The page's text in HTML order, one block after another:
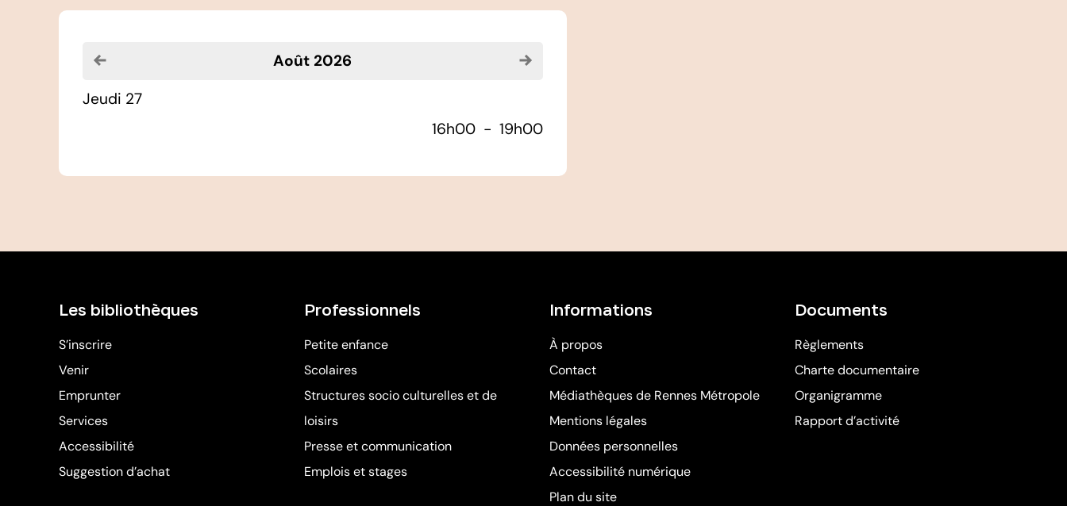
août 2026
jeudi 27
16h00 - 19h00
Les bibliothèques
S’inscrire
Venir
Emprunter
Services
Accessibilité
Suggestion d’achat
Professionnels
Petite enfance
Scolaires
Structures socio culturelles et de
loisirs
Presse et communication
Emplois et stages
Informations
À propos
Contact
Médiathèques de Rennes Métropole(ouvre dans une nouvelle fenêtre)
Mentions légales
Données personnelles
Accessibilité numérique
Plan du site
Documents
Règlements
Charte documentaire
Organigramme
Rapport d’activité